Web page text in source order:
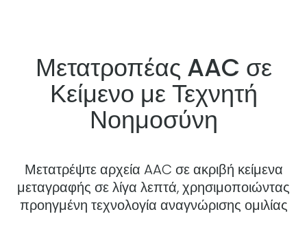
Μετατροπέας AAC σε
Κείμενο με Τεχνητή
Νοημοσύνη
Μετατρέψτε αρχεία AAC σε ακριβή κείμενα
μεταγραφής σε λίγα λεπτά, χρησιμοποιώντας
προηγμένη τεχνολογία αναγνώρισης ομιλίας